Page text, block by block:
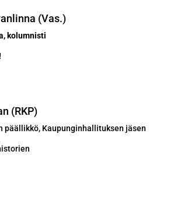
(Vas.)
kolumnisti
(RKP)
päällikkö, Kaupunginhallituksen jäsen